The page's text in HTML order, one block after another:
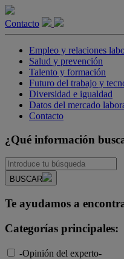
Contacto
Empleo y relaciones
Salud y prevención
Talento y formación
Futuro del trabajo y
Diversidad e igualdad
Datos del mercado
Contacto
¿Qué información
BUSCAR
Te ayudamos a
Categorías principales:
-Opinión del experto-